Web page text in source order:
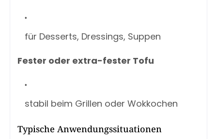
für Desserts, Dressings, Suppen
Fester oder extra-fester Tofu
stabil beim Grillen oder Wokkochen
Typische Anwendungssituationen